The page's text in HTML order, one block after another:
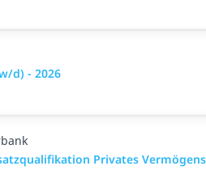
d) - 2026
Privates